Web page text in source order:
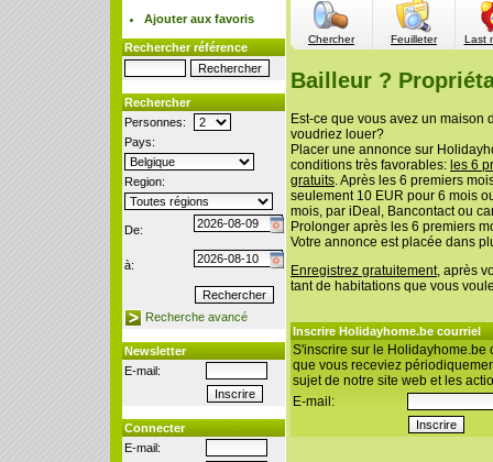
Ajouter aux favoris
Rechercher référence
Rechercher
Personnes:
Pays:
Region:
De:
à:
Recherche avancé
Newsletter
E-mail:
Connecter
E-mail:
Chercher Feuilleter Last
Bailleur ?
Est-ce que vous avez un maison
voudriez louer?
Placer une annonce sur
conditions très favorables: les 6
gratuits. Après les 6 premiers
seulement 10 EUR pour 6 mois
mois, par iDeal, Bancontact ou
Prolonger après les 6 premiers
Votre annonce est placée dans
Enregistrez gratuitement, après
tant de habitations que vous
Inscrire Holidayhome.be courriel
S'inscrire sur le Holidayhome.be
que vous receviez
sujet de notre site web et les
E-mail: